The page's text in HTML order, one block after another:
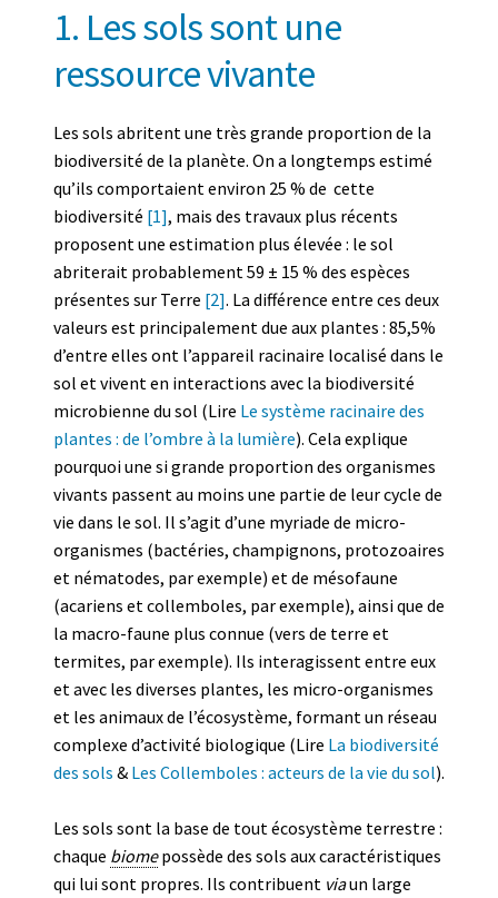
1. Les sols sont une
ressource vivante
Les sols abritent une très grande proportion de la
biodiversité de la planète. On a longtemps estimé
qu’ils comportaient environ 25 % de cette
biodiversité [1], mais des travaux plus récents
proposent une estimation plus élevée : le sol
abriterait probablement 59 ± 15 % des espèces
présentes sur Terre [2]. La différence entre ces deux
valeurs est principalement due aux plantes : 85,5%
d’entre elles ont l’appareil racinaire localisé dans le
sol et vivent en interactions avec la biodiversité
microbienne du sol (Lire Le système racinaire des
plantes : de l’ombre à la lumière). Cela explique
pourquoi une si grande proportion des organismes
vivants passent au moins une partie de leur cycle de
vie dans le sol. Il s’agit d’une myriade de micro-
organismes (bactéries, champignons, protozoaires
et nématodes, par exemple) et de mésofaune
(acariens et collemboles, par exemple), ainsi que de
la macro-faune plus connue (vers de terre et
termites, par exemple). Ils interagissent entre eux
et avec les diverses plantes, les micro-organismes
et les animaux de l’écosystème, formant un réseau
complexe d’activité biologique (Lire La biodiversité
des sols & Les Collemboles : acteurs de la vie du sol).
Les sols sont la base de tout écosystème terrestre :
chaque biomepossède des sols aux caractéristiques
qui lui sont propres. Ils contribuent viaun large